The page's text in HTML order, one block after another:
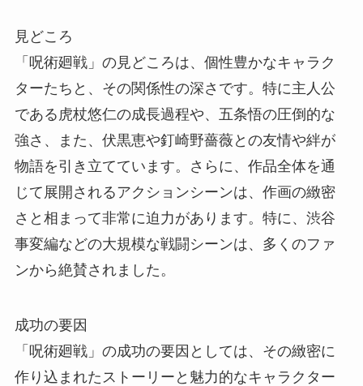
見どころ
「呪術廻戦」の見どころは、個性豊かなキャラク
ターたちと、その関係性の深さです。特に主人公
である虎杖悠仁の成長過程や、五条悟の圧倒的な
強さ、また、伏黒恵や釘崎野薔薇との友情や絆が
物語を引き立てています。さらに、作品全体を通
じて展開されるアクションシーンは、作画の緻密
さと相まって非常に迫力があります。特に、渋谷
事変編などの大規模な戦闘シーンは、多くのファ
ンから絶賛されました。
成功の要因
「呪術廻戦」の成功の要因としては、その緻密に
作り込まれたストーリーと魅力的なキャラクター